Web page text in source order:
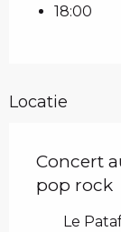
18:00
Locatie
Concert
pop rock
Le